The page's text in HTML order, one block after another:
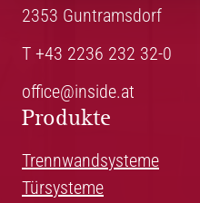
2353 Guntramsdorf
T +43 2236 232 32-0
office@inside.at
Produkte
Trennwandsysteme
Türsysteme